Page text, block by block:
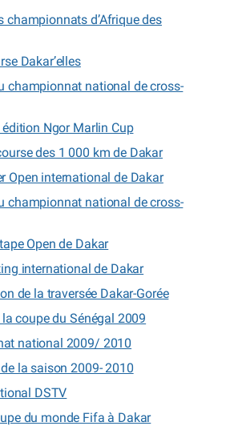
championnats d’Afrique des
Dakar’elles
championnat national de cross-
Ngor Marlin Cup
des 1 000 km de Dakar
Open international de Dakar
championnat national de cross-
Open de Dakar
international de Dakar
de la traversée Dakar-Gorée
coupe du Sénégal 2009
national 2009/ 2010
la saison 2009- 2010
DSTV
du monde Fifa à Dakar